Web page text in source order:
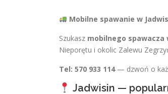
Mobilne spawanie w
Szukasz mobilnego spawacza
Nieporętu i okolic Zalewu
Tel: 570 933 114— dzwoń o
Jadwisin —